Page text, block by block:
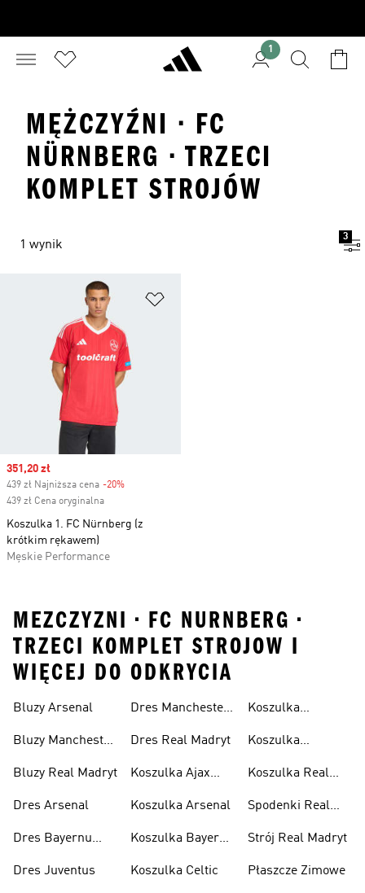
1
MĘŻCZYŹNI · FC
NÜRNBERG · TRZECI
KOMPLET STROJÓW
1 wynik
3
Sale price
351,20 zł
439 zł Najniższa cena -20%
439 zł Cena oryginalna
Koszulka 1. FC Nürnberg (z
krótkim rękawem)
Męskie Performance
MEZCZYZNI • FC NURNBERG •
TRZECI KOMPLET STROJOW I
WIĘCEJ DO ODKRYCIA
Bluzy Arsenal
Bluzy Manchester
Bluzy Real Madryt
Dres Arsenal
Dres Bayernu
Dres Juventus
Dres Manchester
Dres Real Madryt
Koszulka Ajax
Koszulka Arsenal
Koszulka Bayernu
Koszulka Celtic
Koszulka
Koszulka
United
Koszulka Real
Spodenki Real
Strój Real Madryt
Płaszcze Zimowe